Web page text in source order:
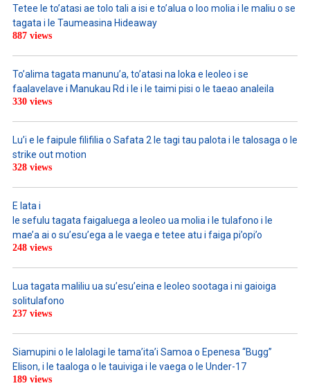
Tetee le to’atasi ae tolo tali a isi e to’alua o loo molia i le maliu o se
tagata i le Taumeasina Hideaway
887 views
To’alima tagata manunu’a, to’atasi na loka e leoleo i se
faalavelave i Manukau Rd i le i le taimi pisi o le taeao analeila
330 views
Lu’i e le faipule filifilia o Safata 2 le tagi tau palota i le talosaga o le
strike out motion
328 views
E lata i
le sefulu tagata faigaluega a leoleo ua molia i le tulafono i le
mae’a ai o su’esu’ega a le vaega e tetee atu i faiga pi’opi’o
248 views
Lua tagata maliliu ua su’esu’eina e leoleo sootaga i ni gaioiga
solitulafono
237 views
Siamupini o le lalolagi le tama’ita’i Samoa o Epenesa “Bugg”
Elison, i le taaloga o le tauiviga i le vaega o le Under-17
189 views